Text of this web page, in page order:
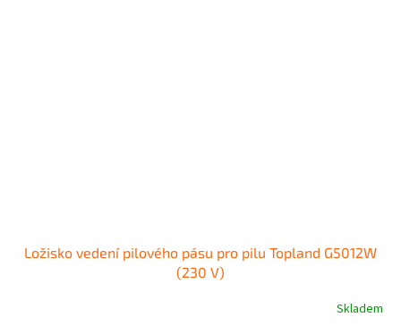
Ložisko vedení pilového pásu pro pilu Topland G5012W
(230 V)
Skladem